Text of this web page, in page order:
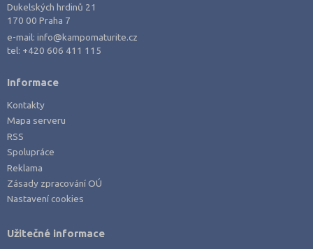
Dukelských hrdinů 21
170 00 Praha 7
e-mail:info@kampomaturite.cz
tel: +420 606 411 115
Informace
Kontakty
Mapa serveru
RSS
Spolupráce
Reklama
Zásady zpracování OÚ
Nastavení cookies
Užitečné informace